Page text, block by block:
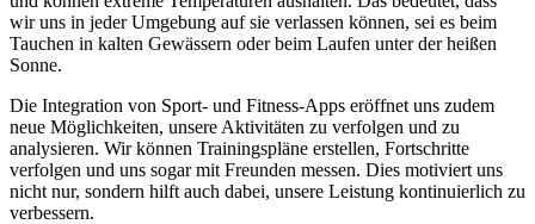
wir uns in jeder Umgebung auf sie verlassen können, sei es beim
Tauchen in kalten Gewässern oder beim Laufen unter der heißen
Sonne.
Die Integration von Sport- und Fitness-Apps eröffnet uns zudem
neue Möglichkeiten, unsere Aktivitäten zu verfolgen und zu
analysieren. Wir können Trainingspläne erstellen, Fortschritte
verfolgen und uns sogar mit Freunden messen. Dies motiviert uns
nicht nur, sondern hilft auch dabei, unsere Leistung kontinuierlich zu
verbessern.